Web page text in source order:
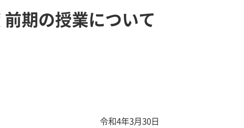
期の授業について
令和4年3月30日